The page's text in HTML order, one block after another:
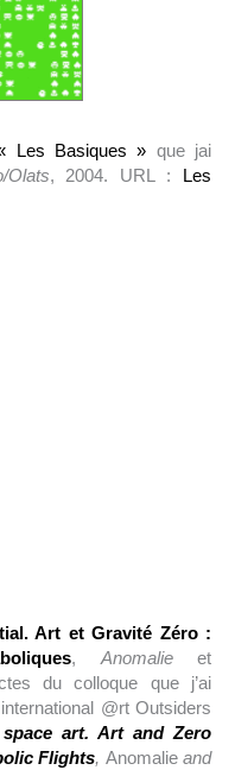
Les Basiques » que jai
Olats, 2004. URL : Les
Art et Gravité Zéro :
, Anomalieet
du colloque que j’ai
@rt Outsiders
art. Art and Zero
Flights, Anomalieand